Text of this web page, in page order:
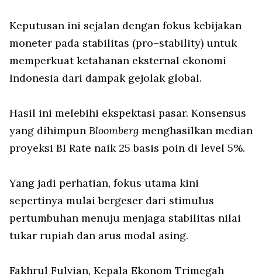
Keputusan ini sejalan dengan fokus kebijakan
moneter pada stabilitas (pro–stability) untuk
memperkuat ketahanan eksternal ekonomi
Indonesia dari dampak gejolak global.
Hasil ini melebihi ekspektasi pasar. Konsensus
yang dihimpun Bloomberg menghasilkan median
proyeksi BI Rate naik 25 basis poin di level 5%.
Yang jadi perhatian, fokus utama kini
sepertinya mulai bergeser dari stimulus
pertumbuhan menuju menjaga stabilitas nilai
tukar rupiah dan arus modal asing.
Fakhrul Fulvian, Kepala Ekonom Trimegah